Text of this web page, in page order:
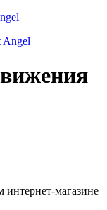
магазине